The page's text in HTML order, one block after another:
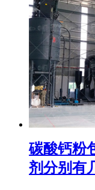
碳酸钙粉
剂分别有